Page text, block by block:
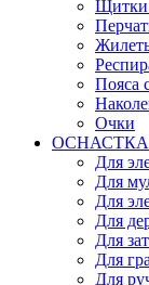
Щитки
Пояса
Очки
Для
Для
Для
Для
Для
Для
Для